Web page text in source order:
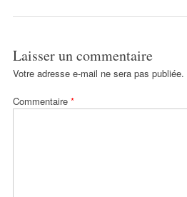
Laisser un commentaire
Votre adresse e-mail ne sera pas publiée.
Commentaire *